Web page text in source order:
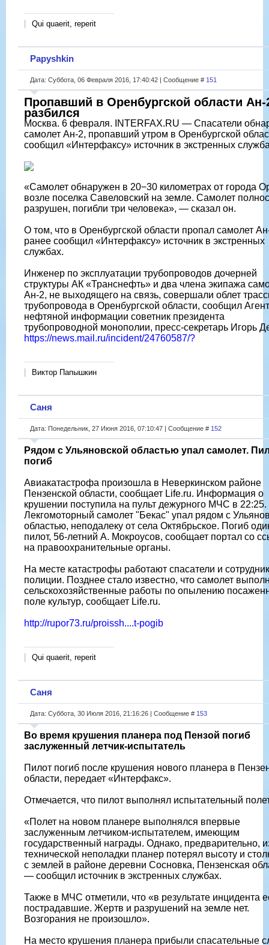
Qui quaerit, reperit
Papyshkin
Дата: Суббота, 06 Февраля 2016, 17:40:42 | Сообщение # 151
Пропавший в Оренбургской области Ан-
разбился
Москва. 6 февраля. INTERFAX.RU — Спасатели
самолет Ан-2, пропавший утром в Оренбургской
сообщил «Интерфаксу» источник в экстренных
«Самолет обнаружен в 20−30 километрах от города
возле поселка Савеловский на земле. Самолет
разрушен, погибли три человека», — сказал он.
О том, что в Оренбургской области пропал самолет
ранее сообщил «Интерфаксу» источник в экстренных
службах.
Инженер по эксплуатации трубопроводов дочерней
структуры АК «Транснефть» и два члена экипажа
Ан-2, не выходящего на связь, совершали облет
трубопровода в Оренбургской области, сообщил
нефтяной информации советник президента
трубопроводной монополии, пресс-секретарь Игорь
https://news.mail.ru/incident/24760587/?
Виктор Папышкин
Саня
Дата: Понедельник, 27 Июня 2016, 07:10:47 | Сообщение # 152
Рядом с Ульяновской областью упал самолет.
погиб
Авиакатастрофа произошла в Неверкинском районе
Пензенской области, сообщает Life.ru. Информация о
крушении поступила на пульт дежурного МЧС в 22:25.
Лекгомоторный самолет "Бекас" упал рядом с
областью, неподалеку от села Октябрьское. Погиб
пилот, 56-летний А. Мокроусов, сообщает портал со
на правоохранительные органы.
На месте катастрофы работают спасатели и
полиции. Позднее стало известно, что самолет
сельскохозяйственные работы по опылению
поле культур, сообщает Life.ru.
http://rupor73.ru/proissh....t-pogib
Qui quaerit, reperit
Саня
Дата: Суббота, 30 Июля 2016, 21:16:26 | Сообщение # 153
Во время крушения планера под Пензой погиб
заслуженный летчик-испытатель
Пилот погиб после крушения нового планера в
области, передает «Интерфакс».
Отмечается, что пилот выполнял испытательный
«Полет на новом планере выполнялся впервые
заслуженным летчиком-испытателем, имеющим
государственный награды. Однако, предварительно,
технической неполадки планер потерял высоту и
с землей в районе деревни Сосновка, Пензенская
— сообщил источник в экстренных службах.
Также в МЧС отметили, что «в результате инцидента
пострадавшие. Жертв и разрушений на земле нет.
Возгорания не произошло».
На место крушения планера прибыли спасательные